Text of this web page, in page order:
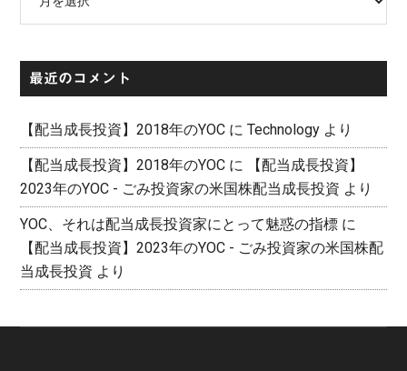
イ
ブ最近のコメント
【配当成長投資】2018年のYOC にTechnology より
【配当成長投資】2018年のYOC に
【配当成長投資】
2023年のYOC - ごみ投資家の米国株配当成長投資 より
YOC、それは配当成長投資家にとって魅惑の指標 に
【配当成長投資】2023年のYOC - ごみ投資家の米国株配
当成長投資 より